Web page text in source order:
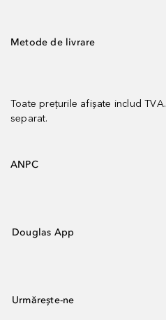
Metode de livrare
Toate prețurile afișate includ TVA.
separat.
ANPC
Douglas App
Urmărește-ne